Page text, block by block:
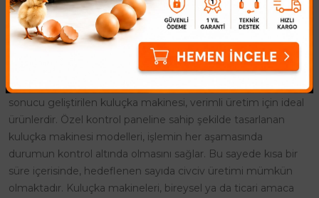
Kuluçka Makinesi
Kuluçka Makinesi ile civciv üretimi, farklı amaçlara yönelik
olarak yapılmaktadır. Civcivler genelde doğal yolla çoğaltılır
ancak bu durum maliyeti arttırdığı gibi, üretim sürecini de
uzatır. Civciv çıkması için gerekli bir mühendislik çalışması
sonucu geliştirilen kuluçka makinesi, verimli üretim için ideal
ürünlerdir. Özel kontrol paneline sahip şekilde tasarlanan
kuluçka makinesi modelleri, işlemin her aşamasında
durumun kontrol altında olmasını sağlar. Bu sayede kısa bir
süre içerisinde, hedeflenen sayıda civciv üretimi mümkün
olmaktadır. Kuluçka makineleri, bireysel ya da ticari amaca